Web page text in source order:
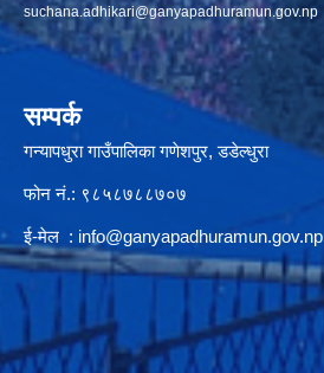
suchana.adhikari@ganyapadhuramun.gov.np
सम्पर्क
गन्यापधुरा गाउँपालिका गणेशपुर, डडेल्धुरा
फोन नं.: ९८५८७८८७०७
ई-मेल : info@ganyapadhuramun.gov.np